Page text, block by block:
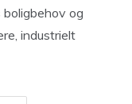
og
industrielt